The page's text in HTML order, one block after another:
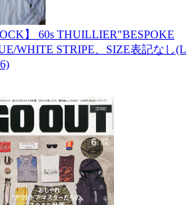
】 60s THUILLIER"BESPOKE
WHITE STRIPE、SIZE表記なし(L